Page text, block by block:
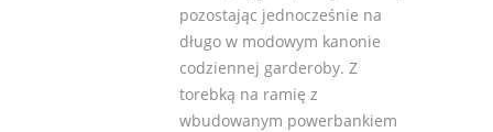
pozostając jednocześnie na
długo w modowym kanonie
codziennej garderoby. Z
torebką na ramię z
wbudowanym powerbankiem